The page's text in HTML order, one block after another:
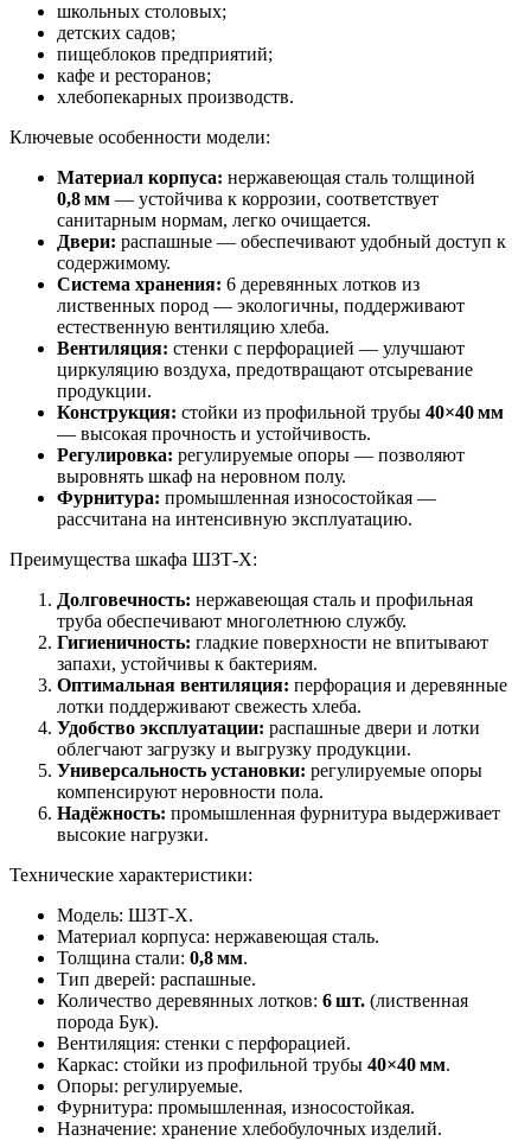
школьных столовых;
детских садов;
пищеблоков предприятий;
кафе и ресторанов;
хлебопекарных производств.
Ключевые особенности модели:
Материал корпуса: нержавеющая сталь толщиной
0,8 мм — устойчива к коррозии, соответствует
санитарным нормам, легко очищается.
Двери: распашные — обеспечивают удобный доступ к
содержимому.
Система хранения: 6 деревянных лотков из
лиственных пород — экологичны, поддерживают
естественную вентиляцию хлеба.
Вентиляция: стенки с перфорацией — улучшают
циркуляцию воздуха, предотвращают отсыревание
продукции.
Конструкция: стойки из профильной трубы 40×40 мм
— высокая прочность и устойчивость.
Регулировка: регулируемые опоры — позволяют
выровнять шкаф на неровном полу.
Фурнитура: промышленная износостойкая —
рассчитана на интенсивную эксплуатацию.
Преимущества шкафа ШЗТ‑Х:
Долговечность: нержавеющая сталь и профильная
труба обеспечивают многолетнюю службу.
Гигиеничность: гладкие поверхности не впитывают
запахи, устойчивы к бактериям.
Оптимальная вентиляция: перфорация и деревянные
лотки поддерживают свежесть хлеба.
Удобство эксплуатации: распашные двери и лотки
облегчают загрузку и выгрузку продукции.
Универсальность установки: регулируемые опоры
компенсируют неровности пола.
Надёжность: промышленная фурнитура выдерживает
высокие нагрузки.
Технические характеристики:
Модель: ШЗТ‑Х.
Материал корпуса: нержавеющая сталь.
Толщина стали: 0,8 мм.
Тип дверей: распашные.
Количество деревянных лотков: 6 шт. (лиственная
порода Бук).
Вентиляция: стенки с перфорацией.
Каркас: стойки из профильной трубы 40×40 мм.
Опоры: регулируемые.
Фурнитура: промышленная, износостойкая.
Назначение: хранение хлебобулочных изделий.